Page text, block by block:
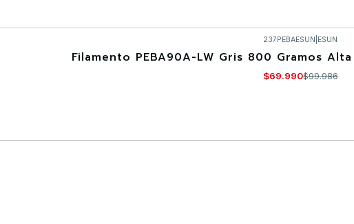
237PEBAESUN ESUN
Filamento PEBA90A-LW Gris 800 Gramos
$69.990$99.986